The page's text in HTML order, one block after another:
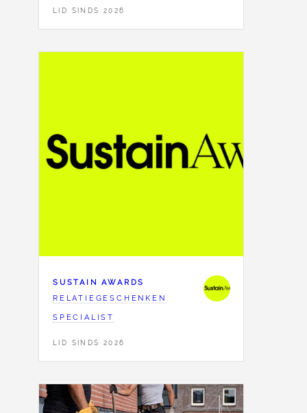
LID SINDS 2026
SUSTAIN AWARDS
RELATIEGESCHENKEN
SPECIALIST
LID SINDS 2026